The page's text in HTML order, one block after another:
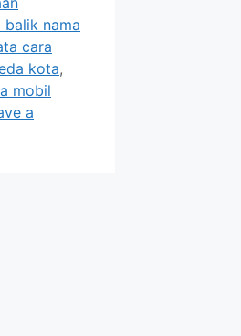
nama
cara
kota,
mobil
a